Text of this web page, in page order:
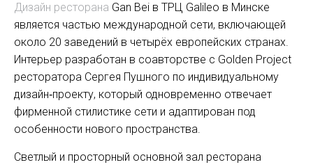
Дизайн ресторана Gan Bei в ТРЦ Galileo в Минске
является частью международной сети, включающей
около 20 заведений в четырёх европейских странах.
Интерьер разработан в соавторстве с Golden Project
ресторатора Сергея Пушного по индивидуальному
дизайн‑проекту, который одновременно отвечает
фирменной стилистике сети и адаптирован под
особенности нового пространства.
Светлый и просторный основной зал ресторана